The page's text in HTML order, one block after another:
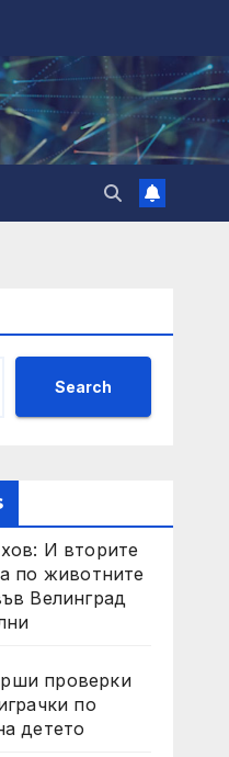
Search
И вторите
по животните
Велинград
проверки
по
детето